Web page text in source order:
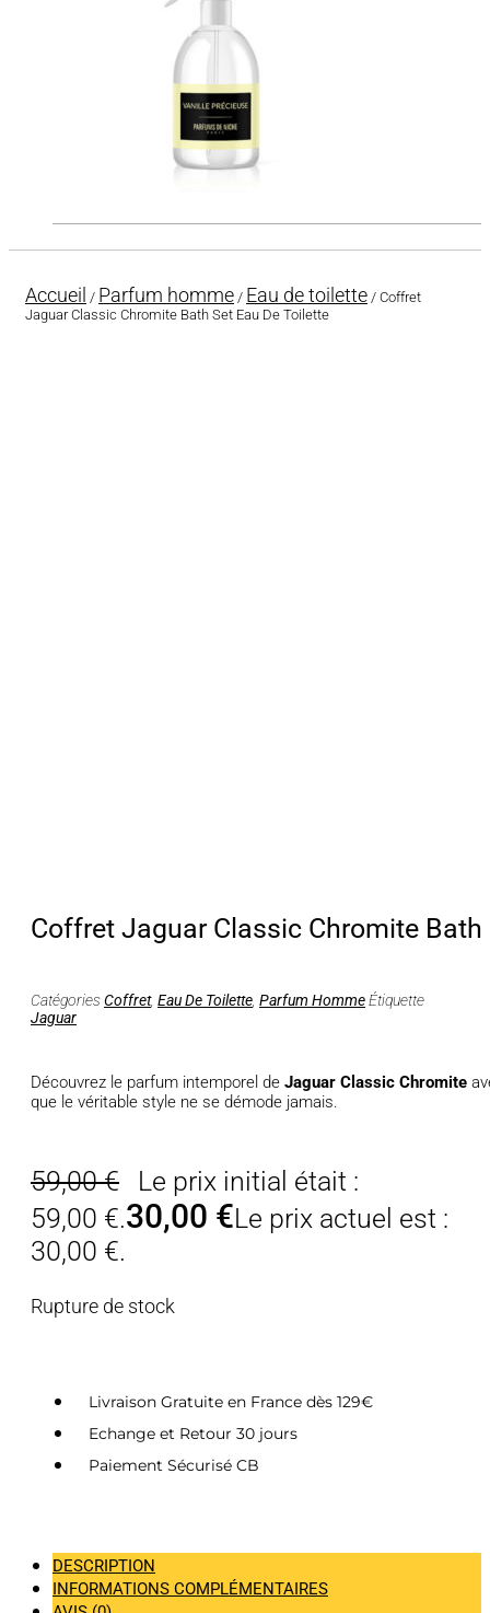
Accueil / Parfum homme / Eau de toilette / Coffret
Jaguar Classic Chromite Bath Set Eau De Toilette
Coffret Jaguar Classic Chromite Bath
CatégoriesCoffret, Eau De Toilette Parfum HommeÉtiquette
Jaguar
Découvrez le parfum intemporel de Jaguar Classic Chromite
que le véritable style ne se démode jamais.
59,00€
Le prix initial était :
59,00 €.30,00 €Le prix actuel est :
30,00 €.
Rupture de stock
Livraison Gratuite en France dès 129€
Echange et Retour 30 jours
Paiement Sécurisé CB
DESCRIPTION
INFORMATIONS COMPLÉMENTAIRES